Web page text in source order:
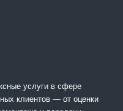
услуги в сфере
клиентов — от оценки